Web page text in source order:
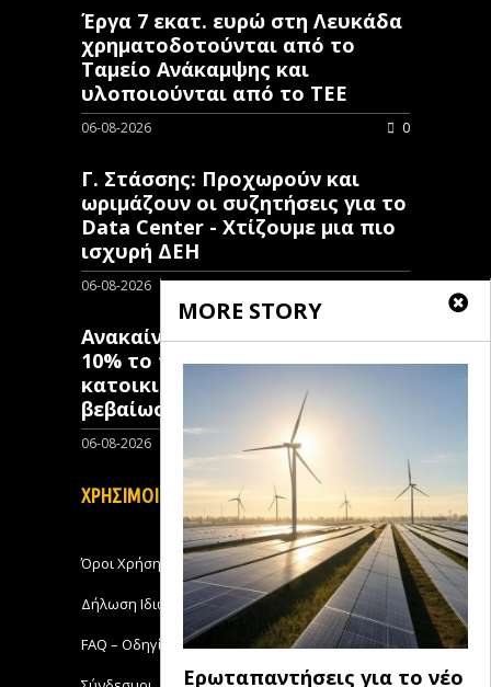
MORE STORY
Ερωταπαντήσεις για το νέο
Έργα 7 εκατ. ευρώ στη Λευκάδα
χρηματοδοτούνται από το
Ταμείο Ανάκαμψης και
υλοποιούνται από το ΤΕΕ
06-08-2026 0
Γ. Στάσσης: Προχωρούν και
ωριμάζουν οι συζητήσεις για το
Data Center - Χτίζουμε μια πιο
ισχυρή ΔΕΗ
06-08-2026 0
Ανακαίνιση Κατοικίας: Μόλις
10% το ποσοστό των κλειστών
κατοικιών που έχουν λάβει
βεβαίωση ένταξης
06-08-2026
ΧΡΗΣΙΜΟΙ ΣΥΝΔΕΣΜΟΙ
Όροι Χρήσης
Δήλωση Ιδιωτικότητας
FAQ – Οδηγίες Χρήσης